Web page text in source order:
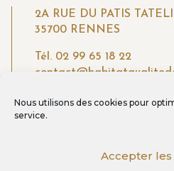
Nous utilisons des cookies pour
service.
Accepter les
2A RUE DU PATIS
35700 RENNES
Tél. 02 99 65 18 22